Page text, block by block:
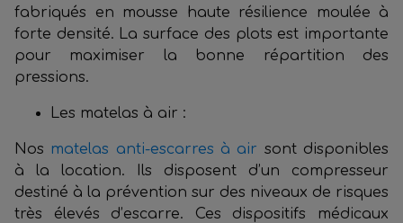
fabriqués en mousse haute résilience moulée à
forte densité. La surface des plots est importante
pour maximiser la bonne répartition des
pressions.
Les matelas à air :
Nos matelas anti-escarres à air sont disponibles
à la location. Ils disposent d’un compresseur
destiné à la prévention sur des niveaux de risques
très élevés d’escarre. Ces dispositifs médicaux